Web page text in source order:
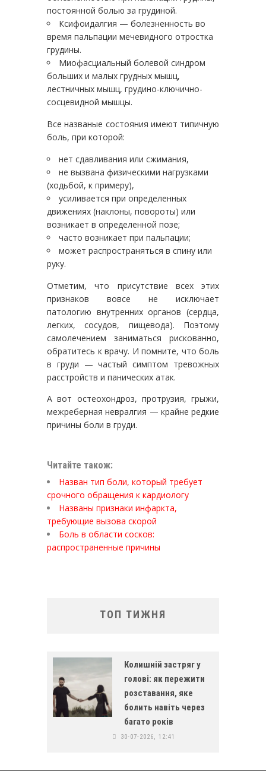
постоянной болью за грудиной.
Ксифоидалгия — болезненность во
время пальпации мечевидного отростка
грудины.
Миофасциальный болевой синдром
больших и малых грудных мышц,
лестничных мышц, грудино-ключично-
сосцевидной мышцы.
Все названые состояния имеют типичную
боль, при которой:
нет сдавливания или сжимания,
не вызвана физическими нагрузками
(ходьбой, к примеру),
усиливается при определенных
движениях (наклоны, повороты) или
возникает в определенной позе;
часто возникает при пальпации;
может распространяться в спину или
руку.
Отметим, что присутствие всех этих
признаков вовсе не исключает
патологию внутренних органов (сердца,
легких, сосудов, пищевода). Поэтому
самолечением заниматься рискованно,
обратитесь к врачу. И помните, что боль
в груди — частый симптом тревожных
расстройств и панических атак.
А вот остеохондроз, протрузия, грыжи,
межреберная невралгия — крайне редкие
причины боли в груди.
Читайте також:
Назван тип боли, который требует
срочного обращения к кардиологу
Названы признаки инфаркта,
требующие вызова скорой
Боль в области сосков:
распространенные причины
ТОП ТИЖНЯ
Колишній застряг у
голові: як пережити
розставання, яке
болить навіть через
багато років
30-07-2026, 12:41